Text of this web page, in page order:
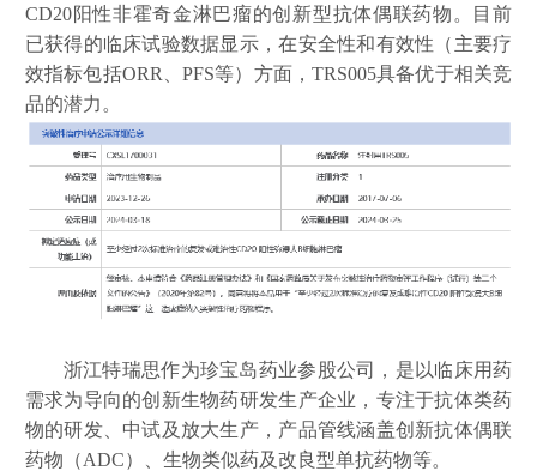
CD20阳性非霍奇金淋巴瘤的创新型抗体偶联药物。目前
已获得的临床试验数据显示，在安全性和有效性（主要疗
效指标包括ORR、PFS等）方面，TRS005具备优于相关竞
品的潜力。
浙江特瑞思作为珍宝岛药业参股公司，是以临床用药
需求为导向的创新生物药研发生产企业，专注于抗体类药
物的研发、中试及放大生产，产品管线涵盖创新抗体偶联
药物（ADC）、生物类似药及改良型单抗药物等。